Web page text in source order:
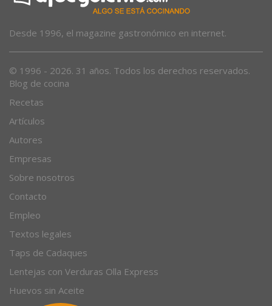
Desde 1996, el magazine gastronómico en internet.
© 1996 - 2026. 31 años. Todos los derechos reservados.
Blog de cocina
Recetas
Artículos
Autores
Empresas
Sobre nosotros
Contacto
Empleo
Textos legales
Taps de Cadaques
Lentejas con Verduras Olla Express
Huevos sin Aceite